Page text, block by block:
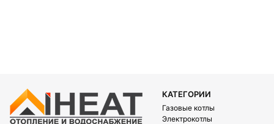
КАТЕГОРИИ
Газовые котлы
Электрокотлы